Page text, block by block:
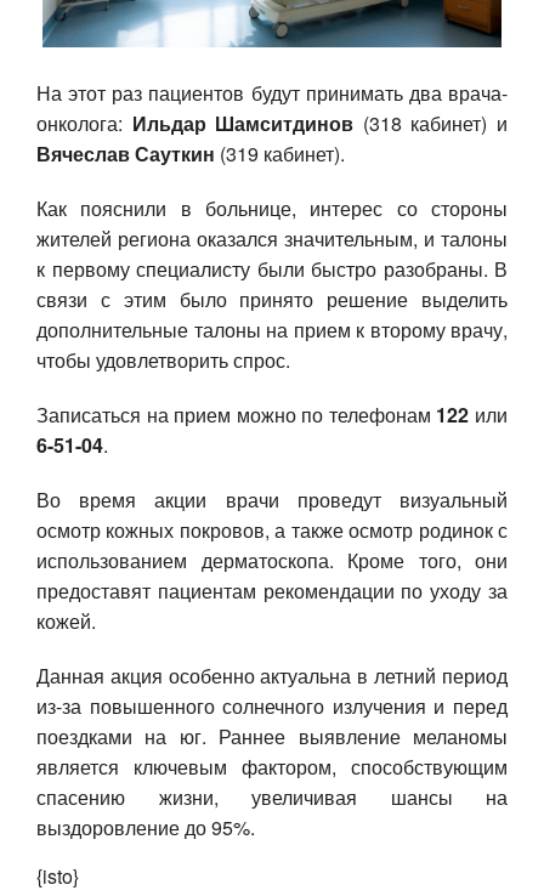
На этот раз пациентов будут принимать два врача-
онколога: Ильдар Шамситдинов (318 кабинет) и
Вячеслав Сауткин (319 кабинет).
Как пояснили в больнице, интерес со стороны
жителей региона оказался значительным, и талоны
к первому специалисту были быстро разобраны. В
связи с этим было принято решение выделить
дополнительные талоны на прием к второму врачу,
чтобы удовлетворить спрос.
Записаться на прием можно по телефонам 122 или
6-51-04.
Во время акции врачи проведут визуальный
осмотр кожных покровов, а также осмотр родинок с
использованием дерматоскопа. Кроме того, они
предоставят пациентам рекомендации по уходу за
кожей.
Данная акция особенно актуальна в летний период
из-за повышенного солнечного излучения и перед
поездками на юг. Раннее выявление меланомы
является ключевым фактором, способствующим
спасению жизни, увеличивая шансы на
выздоровление до 95%.
{isto}